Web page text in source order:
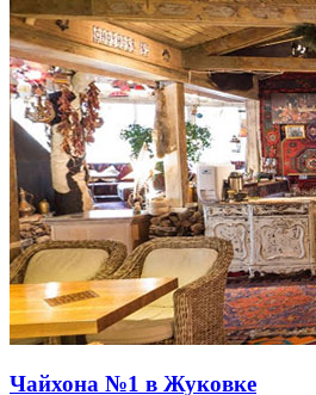
Чайхона №1 в Жуковке